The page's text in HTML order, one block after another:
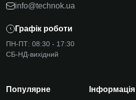
info@technok.ua
Графік роботи
ПН-ПТ: 08:30 - 17:30
СБ-НД-вихідний
Популярне Інформація